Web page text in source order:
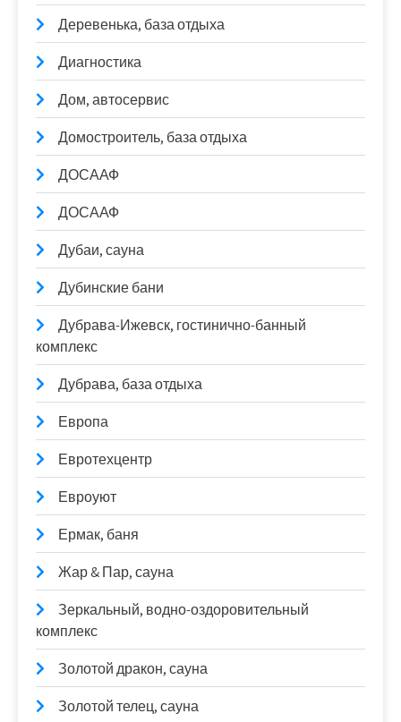
Деревенька, база отдыха
Диагностика
Дом, автосервис
Домостроитель, база отдыха
ДОСААФ
ДОСААФ
Дубаи, сауна
Дубинские бани
Дубрава-Ижевск, гостинично-банный
комплекс
Дубрава, база отдыха
Европа
Евротехцентр
Евроуют
Ермак, баня
Жар & Пар, сауна
Зеркальный, водно-оздоровительный
комплекс
Золотой дракон, сауна
Золотой телец, сауна